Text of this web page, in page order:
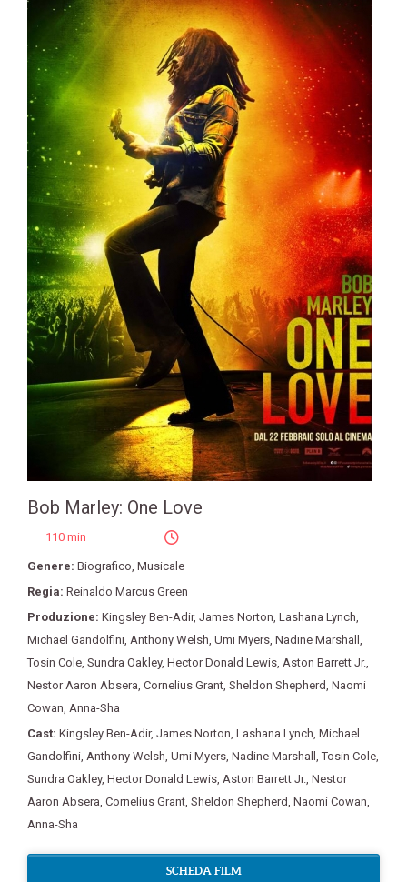
Bob Marley: One Love
110 min
Genere: Biografico, Musicale
Regia: Reinaldo Marcus Green
Produzione: Kingsley Ben-Adir, James Norton, Lashana Lynch,
Michael Gandolfini, Anthony Welsh, Umi Myers, Nadine Marshall ,
Tosin Cole, Sundra Oakley, Hector Donald Lewis, Aston Barrett Jr.,
Nestor Aaron Absera, Cornelius Grant, Sheldon Shepherd, Naomi
Cowan, Anna-Sha
Cast: Kingsley Ben-Adir, James Norton, Lashana Lynch, Michael
Gandolfini, Anthony Welsh, Umi Myers, Nadine Marshall ,Tosin Cole,
Sundra Oakley, Hector Donald Lewis, Aston Barrett Jr., Nestor
Aaron Absera, Cornelius Grant, Sheldon Shepherd, Naomi Cowan,
Anna-Sha
SCHEDA FILM